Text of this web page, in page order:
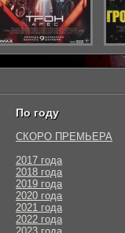
По году
СКОРО ПРЕМЬЕРА
2017 года
2018 года
2019 года
2020 года
2021 года
2022 года